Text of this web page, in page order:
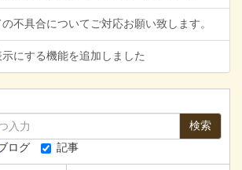
不具合についてご対応お願い致します。
にする機能を追加しました
検索
ログ 記事